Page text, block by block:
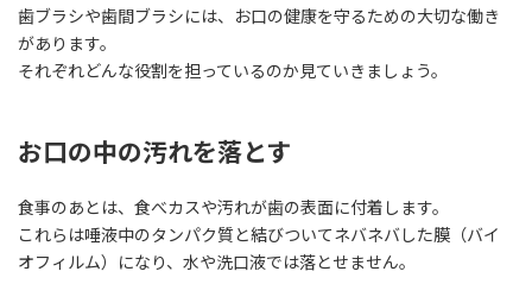
歯ブラシや歯間ブラシには、お口の健康を守るための大切な働き
があります。
それぞれどんな役割を担っているのか見ていきましょう。
お口の中の汚れを落とす
食事のあとは、食べカスや汚れが歯の表面に付着します。
これらは唾液中のタンパク質と結びついてネバネバした膜（バイ
オフィルム）になり、水や洗口液では落とせません。